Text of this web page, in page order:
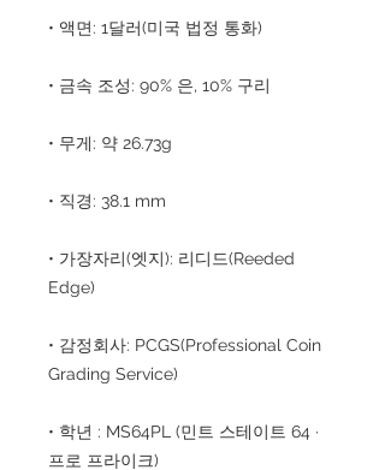
• 액면: 1달러(미국 법정 통화)
• 금속 조성: 90% 은, 10% 구리
• 무게: 약 26.73g
• 직경: 38.1 mm
• 가장자리(엣지): 리디드(Reeded
Edge)
• 감정회사: PCGS(Professional Coin
Grading Service)
• 학년 : MS64PL (민트 스테이트 64 ·
프로 프라이크)